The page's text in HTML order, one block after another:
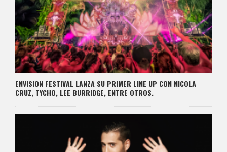
ENVISION FESTIVAL LANZA SU PRIMER LINE UP CON NICOLA
CRUZ, TYCHO, LEE BURRIDGE, ENTRE OTROS.